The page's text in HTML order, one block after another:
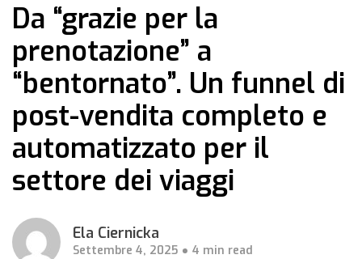
Da “grazie per la
prenotazione” a
“bentornato”. Un funnel di
post-vendita completo e
automatizzato per il
settore dei viaggi
Ela Ciernicka
Settembre 4, 2025 4 min read